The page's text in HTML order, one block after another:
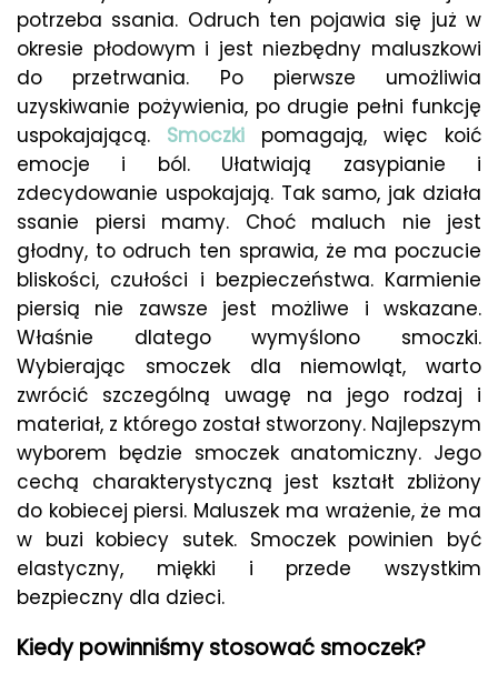
potrzeba ssania. Odruch ten pojawia się już w
okresie płodowym i jest niezbędny maluszkowi
do przetrwania. Po pierwsze umożliwia
uzyskiwanie pożywienia, po drugie pełni funkcję
uspokajającą. Smoczki pomagają, więc koić
emocje i ból. Ułatwiają zasypianie i
zdecydowanie uspokajają. Tak samo, jak działa
ssanie piersi mamy. Choć maluch nie jest
głodny, to odruch ten sprawia, że ma poczucie
bliskości, czułości i bezpieczeństwa. Karmienie
piersią nie zawsze jest możliwe i wskazane.
Właśnie dlatego wymyślono smoczki.
Wybierając smoczek dla niemowląt, warto
zwrócić szczególną uwagę na jego rodzaj i
materiał, z którego został stworzony. Najlepszym
wyborem będzie smoczek anatomiczny. Jego
cechą charakterystyczną jest kształt zbliżony
do kobiecej piersi. Maluszek ma wrażenie, że ma
w buzi kobiecy sutek. Smoczek powinien być
elastyczny, miękki i przede wszystkim
bezpieczny dla dzieci.
Kiedy powinniśmy stosować smoczek?